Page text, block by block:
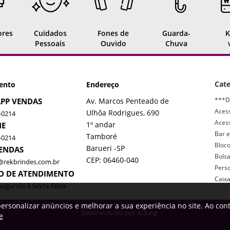
Cuidados
Pessoais
Fones de
Ouvido
Guarda-
Chuva
VENDAS
DE ATENDIMENTO
à Sexta-Feira
Endereço
Av. Marcos Penteado de
Ulhôa Rodrigues, 690
1º andar
Tamboré
Barueri -SP
CEP: 06460-040
Bar
Desenvolvido porA. Jung
anúncios e melhorar a sua experiência no site. Ao